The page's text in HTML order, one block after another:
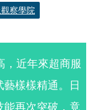
察學院
，近年來超商服
樣樣精通。日
再次突破，竟